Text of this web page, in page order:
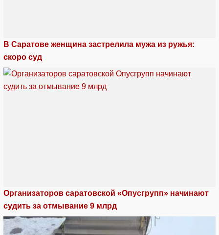
В Саратове женщина застрелила мужа из ружья:
скоро суд
Организаторов саратовской «Опусгрупп» начинают
судить за отмывание 9 млрд